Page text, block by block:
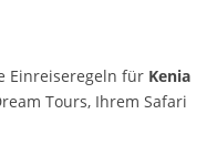
Einreiseregeln für Kenia
Tours, Ihrem Safari